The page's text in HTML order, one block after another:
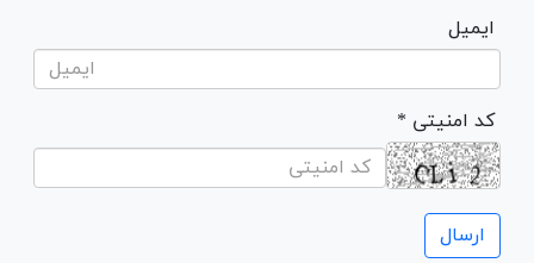
ایمیل
* کد امنیتی